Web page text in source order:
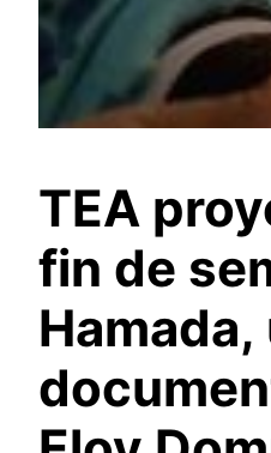
TEA
fin de
Hamada,